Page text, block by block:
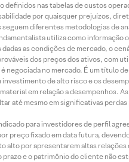
definidos nas tabelas de custos
por quaisquer prejuízos,
seguem diferentes metodologias
utiliza como
as condições de mercado, o
dos preços dos ativos, com
negociada no mercado. É um título
de alto risco e os
em relação a
até mesmo em significativas
para investidores de perfil
preço fixado em data futura,
alto por apresentarem altas
e o patrimônio do cliente não